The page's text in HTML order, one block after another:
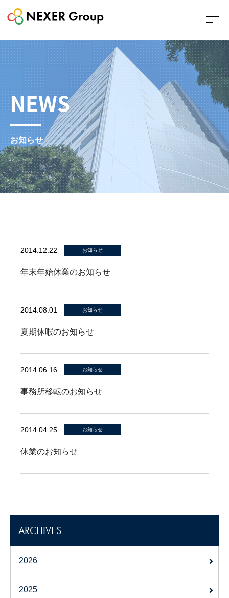
NEWS
お知らせ
2014.12.22 お知らせ
年末年始休業のお知らせ
2014.08.01 お知らせ
夏期休暇のお知らせ
2014.06.16 お知らせ
事務所移転のお知らせ
2014.04.25 お知らせ
休業のお知らせ
ARCHIVES
2026
2025